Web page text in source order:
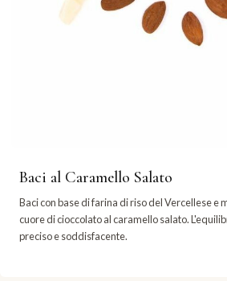
Baci al Caramello Salato
Baci con base di farina di riso del Vercellese e
cuore di cioccolato al caramello salato.
preciso e soddisfacente.